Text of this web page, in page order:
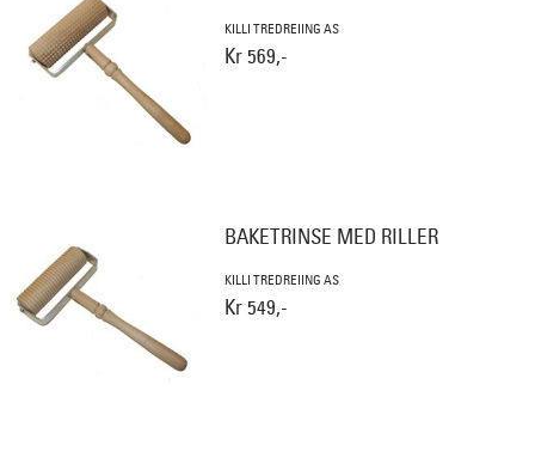
KILLI TREDREIING AS
Kr 569,-
BAKETRINSE MED RILLER
KILLI TREDREIING AS
Kr 549,-